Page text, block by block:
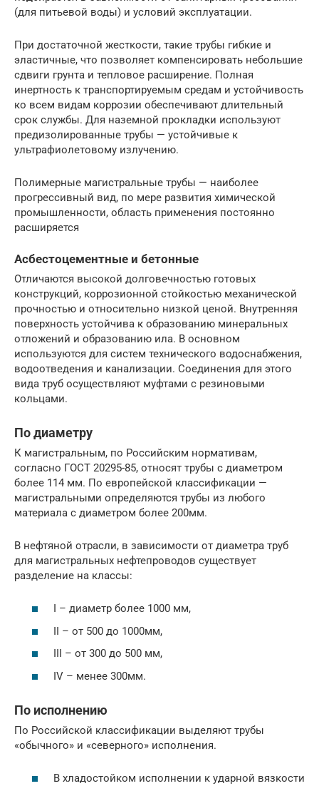
(для питьевой воды) и условий эксплуатации.
При достаточной жесткости, такие трубы гибкие и
эластичные, что позволяет компенсировать небольшие
сдвиги грунта и тепловое расширение. Полная
инертность к транспортируемым средам и устойчивость
ко всем видам коррозии обеспечивают длительный
срок службы. Для наземной прокладки используют
предизолированные трубы — устойчивые к
ультрафиолетовому излучению.
Полимерные магистральные трубы — наиболее
прогрессивный вид, по мере развития химической
промышленности, область применения постоянно
расширяется
Асбестоцементные и бетонные
Отличаются высокой долговечностью готовых
конструкций, коррозионной стойкостью механической
прочностью и относительно низкой ценой. Внутренняя
поверхность устойчива к образованию минеральных
отложений и образованию ила. В основном
используются для систем технического водоснабжения,
водоотведения и канализации. Соединения для этого
вида труб осуществляют муфтами с резиновыми
кольцами.
По диаметру
К магистральным, по Российским нормативам,
согласно ГОСТ 20295-85, относят трубы с диаметром
более 114 мм. По европейской классификации —
магистральными определяются трубы из любого
материала с диаметром более 200мм.
В нефтяной отрасли, в зависимости от диаметра труб
для магистральных нефтепроводов существует
разделение на классы:
I – диаметр более 1000 мм,
II – от 500 до 1000мм,
III – от 300 до 500 мм,
IV – менее 300мм.
По исполнению
По Российской классификации выделяют трубы
«обычного» и «северного» исполнения.
В хладостойком исполнении к ударной вязкости